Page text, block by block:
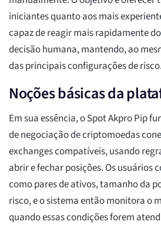
iniciantes quanto aos mais
capaz de reagir mais rapidamente
decisão humana, mantendo, ao
das principais configurações de risco.
Noções básicas da
Em sua essência, o Spot Akpro Pip
de negociação de criptomoedas
exchanges compatíveis, usando
abrir e fechar posições. Os usuários
como pares de ativos, tamanho da
risco, e o sistema então monitora o
quando essas condições forem